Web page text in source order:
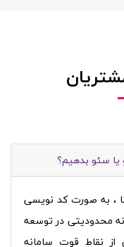
سئو بدهیم؟
، به صورت کد نویسی
محدودیتی در توسعه
نقاط قوت سامانه